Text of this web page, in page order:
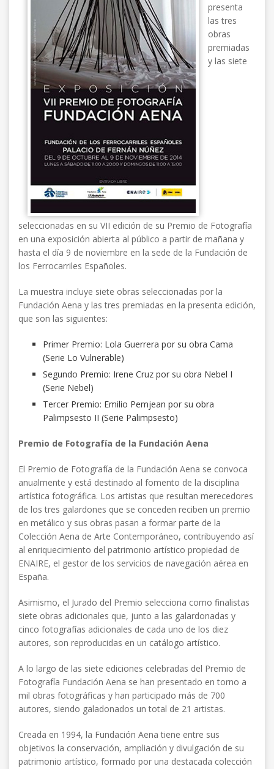
presenta
las tres
obras
premiadas
y las siete
seleccionadas en su VII edición de su Premio de Fotografía
en una exposición abierta al público a partir de mañana y
hasta el día 9 de noviembre en la sede de la Fundación de
los Ferrocarriles Españoles.
La muestra incluye siete obras seleccionadas por la
Fundación Aena y las tres premiadas en la presenta edición,
que son las siguientes:
Primer Premio: Lola Guerrera por su obra Cama
(Serie Lo Vulnerable)
Segundo Premio: Irene Cruz por su obra Nebel I
(Serie Nebel)
Tercer Premio: Emilio Pemjean por su obra
Palimpsesto II (Serie Palimpsesto)
Premio de Fotografía de la Fundación Aena
El Premio de Fotografía de la Fundación Aena se convoca
anualmente y está destinado al fomento de la disciplina
artística fotográfica. Los artistas que resultan merecedores
de los tres galardones que se conceden reciben un premio
en metálico y sus obras pasan a formar parte de la
Colección Aena de Arte Contemporáneo, contribuyendo así
al enriquecimiento del patrimonio artístico propiedad de
ENAIRE, el gestor de los servicios de navegación aérea en
España.
Asimismo, el Jurado del Premio selecciona como finalistas
siete obras adicionales que, junto a las galardonadas y
cinco fotografías adicionales de cada uno de los diez
autores, son reproducidas en un catálogo artístico.
A lo largo de las siete ediciones celebradas del Premio de
Fotografía Fundación Aena se han presentado en torno a
mil obras fotográficas y han participado más de 700
autores, siendo galadonados un total de 21 artistas.
Creada en 1994, la Fundación Aena tiene entre sus
objetivos la conservación, ampliación y divulgación de su
patrimonio artístico, formado por una destacada colección